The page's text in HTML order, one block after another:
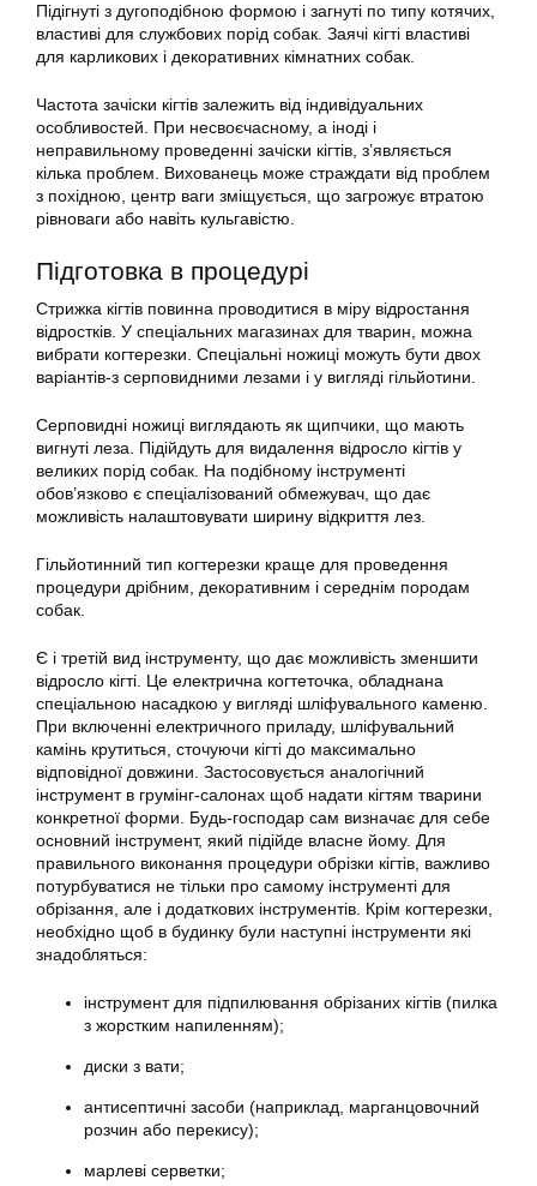
Підігнуті з дугоподібною формою і загнуті по типу котячих,
властиві для службових порід собак. Заячі кігті властиві
для карликових і декоративних кімнатних собак.
Частота зачіски кігтів залежить від індивідуальних
особливостей. При несвоєчасному, а іноді і
неправильному проведенні зачіски кігтів, з’являється
кілька проблем. Вихованець може страждати від проблем
з похідною, центр ваги зміщується, що загрожує втратою
рівноваги або навіть кульгавістю.
Підготовка в процедурі
Стрижка кігтів повинна проводитися в міру відростання
відростків. У спеціальних магазинах для тварин, можна
вибрати когтерезки. Спеціальні ножиці можуть бути двох
варіантів-з серповидними лезами і у вигляді гільйотини.
Серповидні ножиці виглядають як щипчики, що мають
вигнуті леза. Підійдуть для видалення відросло кігтів у
великих порід собак. На подібному інструменті
обов’язково є спеціалізований обмежувач, що дає
можливість налаштовувати ширину відкриття лез.
Гільйотинний тип когтерезки краще для проведення
процедури дрібним, декоративним і середнім породам
собак.
Є і третій вид інструменту, що дає можливість зменшити
відросло кігті. Це електрична когтеточка, обладнана
спеціальною насадкою у вигляді шліфувального каменю.
При включенні електричного приладу, шліфувальний
камінь крутиться, сточуючи кігті до максимально
відповідної довжини. Застосовується аналогічний
інструмент в грумінг-салонах щоб надати кігтям тварини
конкретної форми. Будь-господар сам визначає для себе
основний інструмент, який підійде власне йому. Для
правильного виконання процедури обрізки кігтів, важливо
потурбуватися не тільки про самому інструменті для
обрізання, але і додаткових інструментів. Крім когтерезки,
необхідно щоб в будинку були наступні інструменти які
знадобляться:
інструмент для підпилювання обрізаних кігтів (пилка
з жорстким напиленням);
диски з вати;
антисептичні засоби (наприклад, марганцовочний
розчин або перекису);
марлеві серветки;